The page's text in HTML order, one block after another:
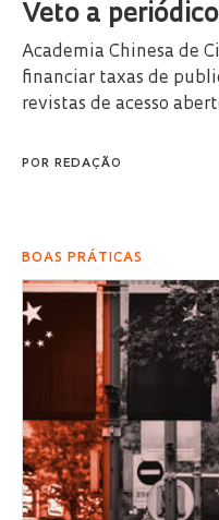
Veto a
Academia Chinesa de
financiar taxas de
revistas de acesso
POR REDAÇÃO
BOAS PRÁTICAS